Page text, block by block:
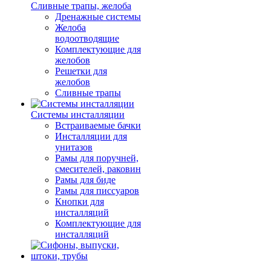
Сливные трапы, желоба
Дренажные системы
Желоба
водоотводящие
Комплектующие для
желобов
Решетки для
желобов
Сливные трапы
Системы инсталляции
Встраиваемые бачки
Инсталляции для
унитазов
Рамы для поручней,
смесителей, раковин
Рамы для биде
Рамы для писсуаров
Кнопки для
инсталляций
Комплектующие для
инсталляций